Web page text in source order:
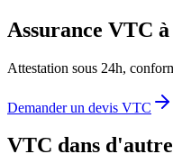
Assurance VTC à
Attestation sous 24h,
Demander un devis VTC
VTC dans